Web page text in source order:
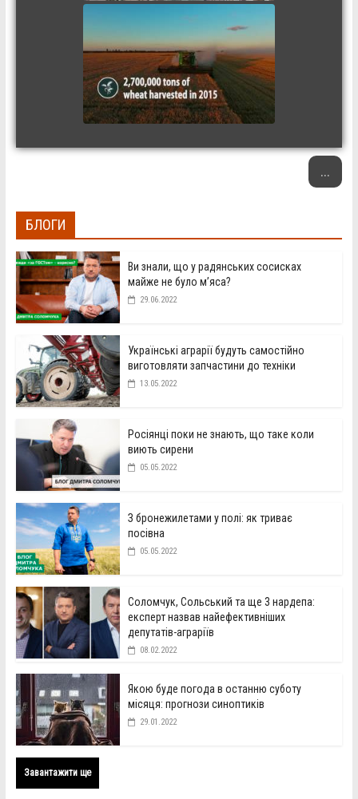
Сільськогосподарський
потенціал Херсонщини
...
БЛОГИ
Ви знали, що у радянських сосисках
майже не було м’яса?
29.06.2022
Українські аграрії будуть самостійно
виготовляти запчастини до техніки
13.05.2022
Росіянці поки не знають, що таке коли
виють сирени
05.05.2022
З бронежилетами у полі: як триває
посівна
05.05.2022
Соломчук, Сольський та ще 3 нардепа:
експерт назвав найефективніших
депутатів-аграріїв
08.02.2022
Якою буде погода в останню суботу
місяця: прогнози синоптиків
29.01.2022
Завантажити ще